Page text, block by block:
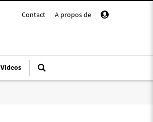
Contact | A propos de |
Videos